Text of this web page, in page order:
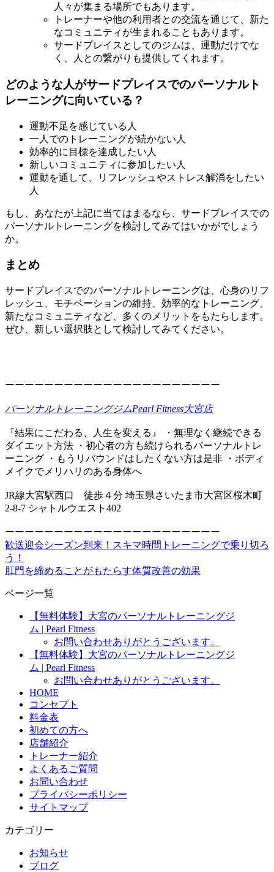
人々が集まる場所でもあります。
トレーナーや他の利用者との交流を通じて、新た
なコミュニティが生まれることもあります。
サードプレイスとしてのジムは、運動だけでな
く、人との繋がりも提供してくれます。
どのような人がサードプレイスでのパーソナルト
レーニングに向いている？
運動不足を感じている人
一人でのトレーニングが続かない人
効率的に目標を達成したい人
新しいコミュニティに参加したい人
運動を通して、リフレッシュやストレス解消をしたい
人
もし、あなたが上記に当てはまるなら、サードプレイスでの
パーソナルトレーニングを検討してみてはいかがでしょう
か。
まとめ
サードプレイスでのパーソナルトレーニングは、心身のリフ
レッシュ、モチベーションの維持、効率的なトレーニング、
新たなコミュニティなど、多くのメリットをもたらします。
ぜひ、新しい選択肢として検討してみてください。
ーーーーーーーーーーーーーーーーーーーーーー
パーソナルトレーニングジムPearl Fitness大宮店
『結果にこだわる、人生を変える』 ・無理なく継続できる
ダイエット方法 ・初心者の方も続けられるパーソナルトレ
ーニング ・もうリバウンドはしたくない方は是非 ・ボディ
メイクでメリハリのある身体へ
JR線大宮駅西口 徒歩４分 埼玉県さいたま市大宮区桜木町
2-8-7 シャトルウエスト402
ーーーーーーーーーーーーーーーーーーーーーー
歓送迎会シーズン到来！スキマ時間トレーニングで乗り切ろ
う！
肛門を締めることがもたらす体質改善の効果
ページ一覧
【無料体験】大宮のパーソナルトレーニングジ
ム | Pearl Fitness
お問い合わせありがとうございます。
【無料体験】大宮のパーソナルトレーニングジ
ム | Pearl Fitness
お問い合わせありがとうございます。
HOME
コンセプト
料金表
初めての方へ
店舗紹介
トレーナー紹介
よくあるご質問
お問い合わせ
プライバシーポリシー
サイトマップ
カテゴリー
お知らせ
ブログ